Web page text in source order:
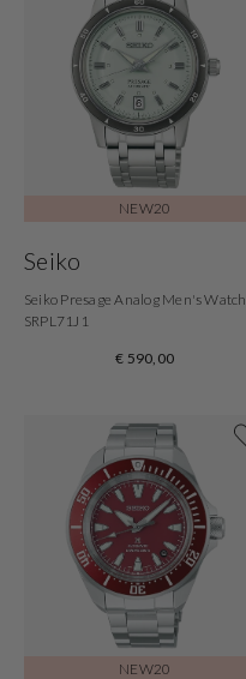
NEW20
Seiko
Seiko Presage Analog Men's Watch
SRPL71J1
€ 590,00
NEW20